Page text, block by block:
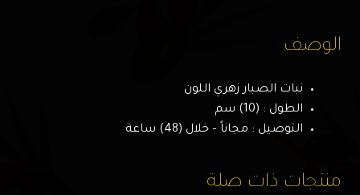
الوصف
نبات الصبار زهري اللون
الطول : (10) سم
التوصيل : مجاناً – خلال (48) ساعة
منتجات ذات صلة